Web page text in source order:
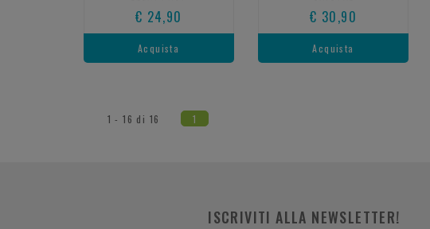
€ 24,90
Acquista
€ 30,90
Acquista
1 - 16 di 16 1
ISCRIVITI ALLA NEWSLETTER!